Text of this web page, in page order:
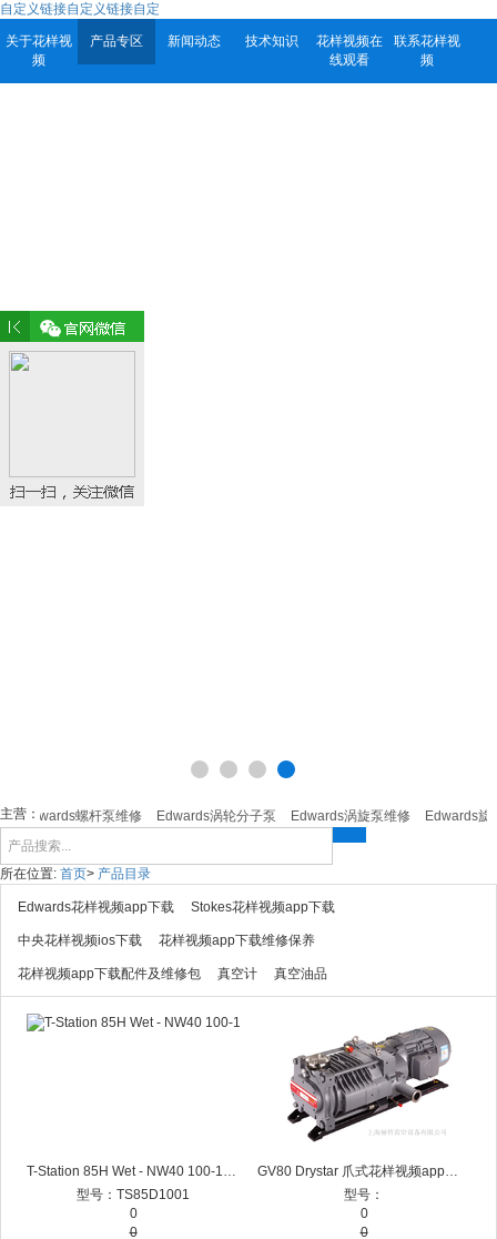
自定义链接自定义链接自定
关于花样视
频
产品专区 新闻动态 技术知识
花样视频在
线观看
联系花样视
频
主营：
Edwards螺杆泵维修 Edwards涡轮分子泵 Edwards涡旋泵维修 Edwards旋
所在位置: 首页> 产品目录
Edwards花样视频app下载 Stokes花样视频app下载
中央花样视频ios下载 花样视频app下载维修保养
花样视频app下载配件及维修包 真空计 真空油品
T-Station 85H Wet - NW40 100-120V分子泵站
型号：TS85D1001
0
0
GV80 Drystar 爪式花样视频app下载
型号：
0
0